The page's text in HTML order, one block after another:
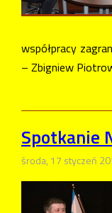
współpracy
– Zbigniew
Spotkanie
środa, 17 styczeń